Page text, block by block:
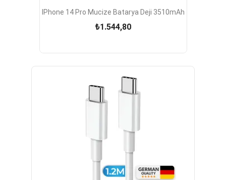
IPhone 14 Pro Mucize Batarya Deji 3510mAh
₺1.544,80